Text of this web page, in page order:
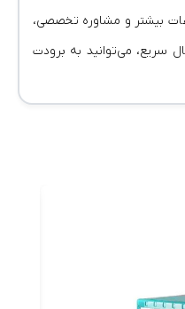
بیشتر و مشاوره تخصصی،
سریع، می‌توانید به برودت